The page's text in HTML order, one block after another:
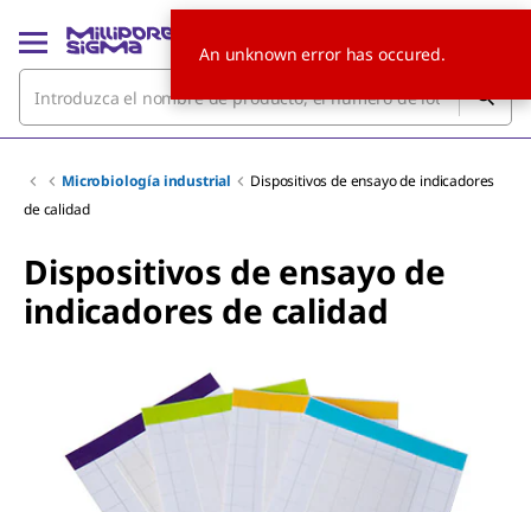
Microbiología industrial
Dispositivos de ensayo de indicadores
de calidad
Dispositivos de ensayo de
indicadores de calidad
An unknown error has occured.